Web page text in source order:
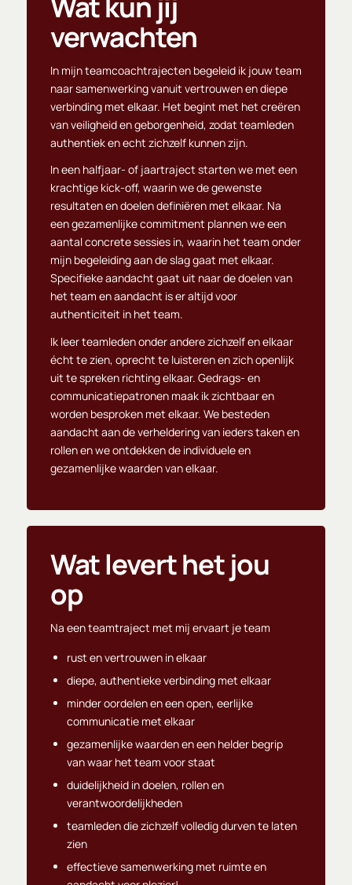
verwachten
In mijn teamcoachtrajecten begeleid ik jouw team
naar samenwerking vanuit vertrouwen en diepe
verbinding met elkaar. Het begint met het creëren
van veiligheid en geborgenheid, zodat teamleden
authentiek en echt zichzelf kunnen zijn.
In een halfjaar- of jaartraject starten we met een
krachtige kick-off, waarin we de gewenste
resultaten en doelen definiëren met elkaar. Na
een gezamenlijke commitment plannen we een
aantal concrete sessies in, waarin het team onder
mijn begeleiding aan de slag gaat met elkaar.
Specifieke aandacht gaat uit naar de doelen van
het team en aandacht is er altijd voor
authenticiteit in het team.
Ik leer teamleden onder andere zichzelf en elkaar
écht te zien, oprecht te luisteren en zich openlijk
uit te spreken richting elkaar. Gedrags- en
communicatiepatronen maak ik zichtbaar en
worden besproken met elkaar. We besteden
aandacht aan de verheldering van ieders taken en
rollen en we ontdekken de individuele en
gezamenlijke waarden van elkaar.
Wat levert het jou
op
Na een teamtraject met mij ervaart je team
rust en vertrouwen in elkaar
diepe, authentieke verbinding met elkaar
minder oordelen en een open, eerlijke
communicatie met elkaar
gezamenlijke waarden en een helder begrip
van waar het team voor staat
duidelijkheid in doelen, rollen en
verantwoordelijkheden
teamleden die zichzelf volledig durven te laten
zien
effectieve samenwerking met ruimte en